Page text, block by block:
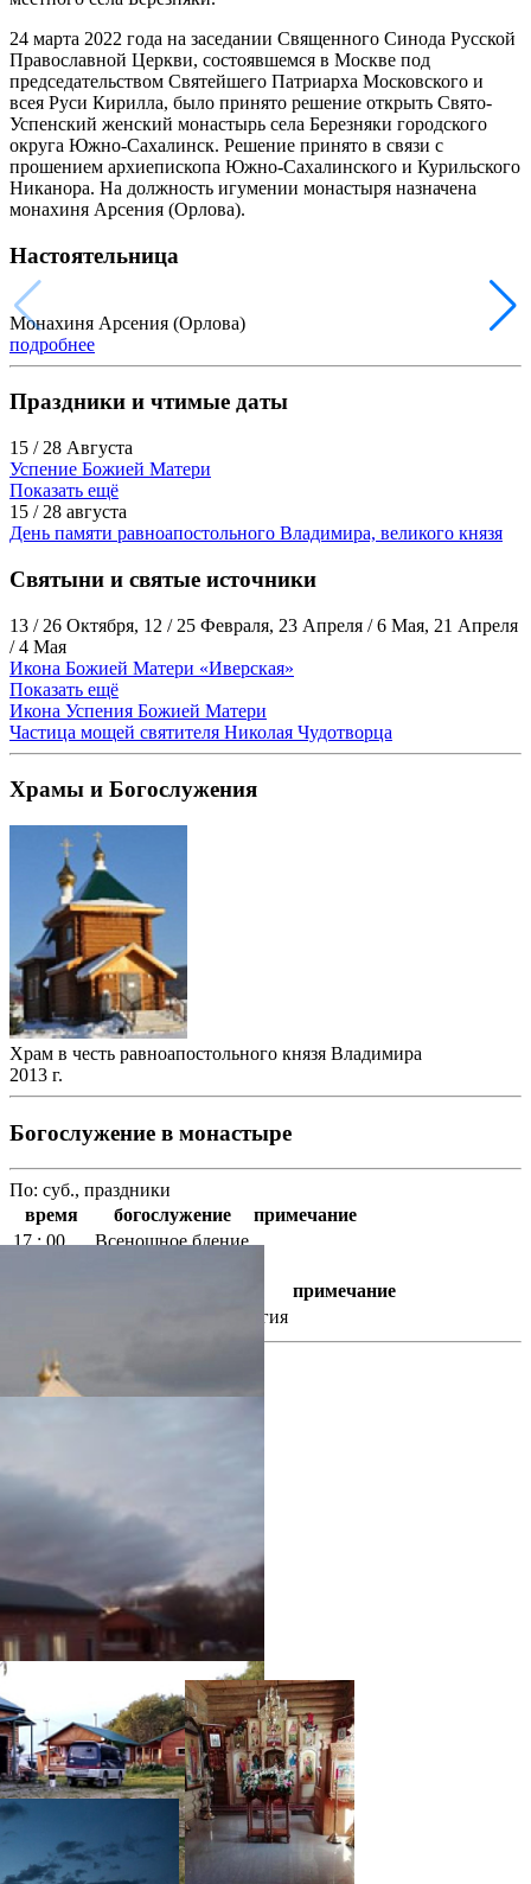
24 марта 2022 года на заседании Священного Синода Русской
Православной Церкви, состоявшемся в Москве под
председательством Святейшего Патриарха Московского и
всея Руси Кирилла, было принято решение открыть Свято-
Успенский женский монастырь села Березняки городского
округа Южно-Сахалинск. Решение принято в связи с
прошением архиепископа Южно-Сахалинского и Курильского
Никанора. На должность игумении монастыря назначена
монахиня Арсения (Орлова).
Настоятельница
Монахиня Арсения (Орлова)
подробнее
Праздники и чтимые даты
15 / 28 Августа
Успение Божией Матери
Показать ещё
15 / 28 августа
День памяти равноапостольного Владимира, великого князя
Святыни и святые источники
13 / 26 Октября, 12 / 25 Февраля, 23 Апреля / 6 Мая, 21 Апреля
/ 4 Мая
Икона Божией Матери «Иверская»
Показать ещё
Икона Успения Божией Матери
Частица мощей святителя Николая Чудотворца
Храмы и Богослужения
Храм в честь равноапостольного князя Владимира
2013 г.
Богослужение в монастыре
По: суб., праздники
время
богослужение
примечание
17 : 00
Всенощное бдение
примечание
Божественная литургия
фотогалерея